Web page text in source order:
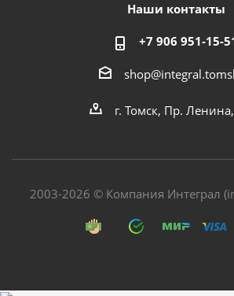
Наши контакты
+7 906 951-15-
г. Томск, Пр.
2003-2026 © Компания Интеграл